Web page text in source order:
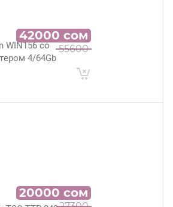
WIN156 со
4/64Gb
55600
42000 сом
20000 сом